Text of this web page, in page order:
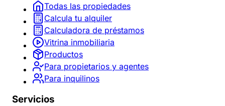
Todas las propiedades
Calcula tu alquiler
Calculadora de préstamos
Vitrina inmobiliaria
Productos
Para propietarios y agentes
Para inquilinos
Servicios